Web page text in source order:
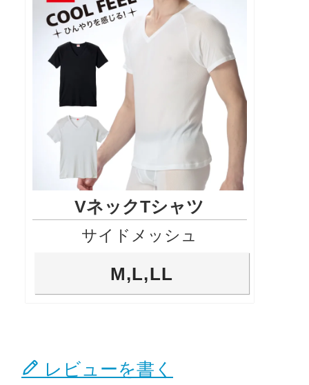
VネックTシャツ
サイドメッシュ
M,L,LL
レビューを書く